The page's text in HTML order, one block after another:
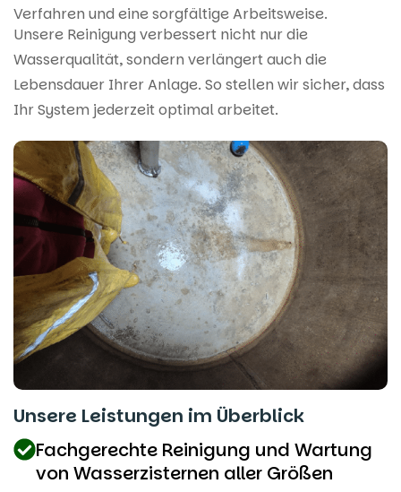
Verfahren und eine sorgfältige Arbeitsweise.
Unsere Reinigung verbessert nicht nur die
Wasserqualität, sondern verlängert auch die
Lebensdauer Ihrer Anlage. So stellen wir sicher, dass
Ihr System jederzeit optimal arbeitet.
Unsere Leistungen im Überblick
Fachgerechte Reinigung und Wartung
von Wasserzisternen aller Größen